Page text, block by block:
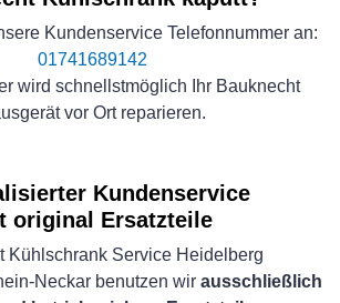
Kundenservice Telefonnummer an:
01741689142
wird schnellstmöglich Ihr Bauknecht
vor Ort reparieren.
Kundenservice
original Ersatzteile
Kühlschrank Service Heidelberg
Neckar benutzen wir ausschließlich